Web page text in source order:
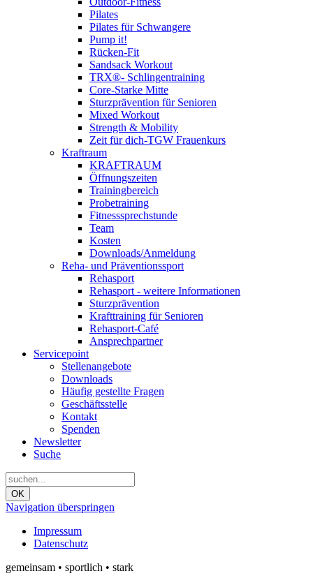
Pilates
Pilates für Schwangere
Pump it!
Rücken-Fit
Sandsack Workout
TRX®- Schlingentraining
Core-Starke Mitte
Sturzprävention für Senioren
Mixed Workout
Strength & Mobility
Zeit für dich-TGW Frauenkurs
Kraftraum
KRAFTRAUM
Öffnungszeiten
Trainingbereich
Probetraining
Fitnesssprechstunde
Team
Kosten
Downloads/Anmeldung
Reha- und Präventionssport
Rehasport
Rehasport - weitere Informationen
Sturzprävention
Krafttraining für Senioren
Rehasport-Café
Ansprechpartner
Servicepoint
Stellenangebote
Downloads
Häufig gestellte Fragen
Geschäftsstelle
Kontakt
Spenden
Newsletter
Suche
OK
Navigation überspringen
Impressum
Datenschutz
gemeinsam • sportlich • stark